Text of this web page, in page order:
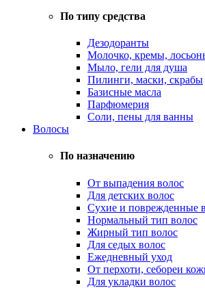
По типу средства
Дезодоранты
Молочко, кремы,
Мыло, гели для душа
Пилинги, маски, скрабы
Базисные масла
Парфюмерия
Соли, пены для ванны
Волосы
По назначению
От выпадения волос
Для детских волос
Сухие и поврежденные
Нормальный тип волос
Жирный тип волос
Для седых волос
Ежедневный уход
От перхоти, себореи
Для укладки волос